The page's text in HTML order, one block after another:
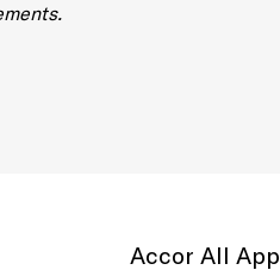
Accor All App